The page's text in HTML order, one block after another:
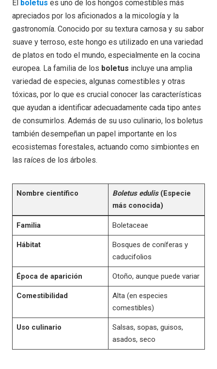
El boletus es uno de los hongos comestibles más
apreciados por los aficionados a la micología y la
gastronomía. Conocido por su textura carnosa y su sabor
suave y terroso, este hongo es utilizado en una variedad
de platos en todo el mundo, especialmente en la cocina
europea. La familia de los boletus incluye una amplia
variedad de especies, algunas comestibles y otras
tóxicas, por lo que es crucial conocer las características
que ayudan a identificar adecuadamente cada tipo antes
de consumirlos. Además de su uso culinario, los boletus
también desempeñan un papel importante en los
ecosistemas forestales, actuando como simbiontes en
las raíces de los árboles.
Nombre científico Boletus edulis(Especie
más conocida)
Familia Boletaceae
Hábitat
Bosques de coníferas y
caducifolios
Época de aparición Otoño, aunque puede variar
Comestibilidad
Alta (en especies
comestibles)
Uso culinario
Salsas, sopas, guisos,
asados, seco